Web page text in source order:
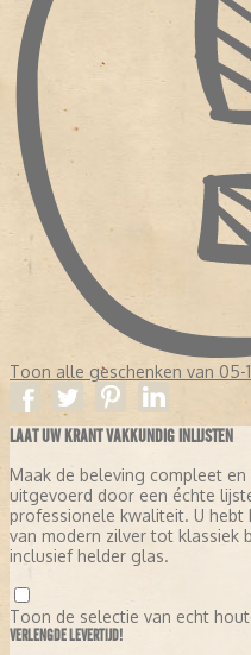
Toon alle geschenken van 05-
LAAT UW KRANT VAKKUNDIG INLIJSTEN
Maak de beleving compleet
uitgevoerd door een échte
professionele kwaliteit. U hebt
van modern zilver tot klassiek
inclusief helder glas.
Toon de selectie van echt
VERLENGDE LEVERTIJD!